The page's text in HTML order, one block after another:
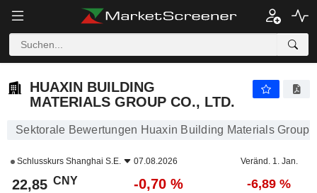
HUAXIN BUILDING
MATERIALS GROUP CO., LTD.
Sektorale Bewertungen Huaxin Building Materials Group
Schlusskurs Shanghai S.E. 07.08.2026 Veränd. 1. Jan.
22,85 CNY -0,70 % -6,89 %